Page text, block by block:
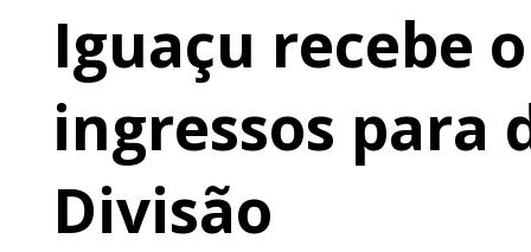
Iguaçu recebe
ingressos para
Divisão